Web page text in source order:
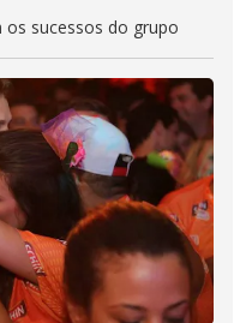
sucessos do grupo